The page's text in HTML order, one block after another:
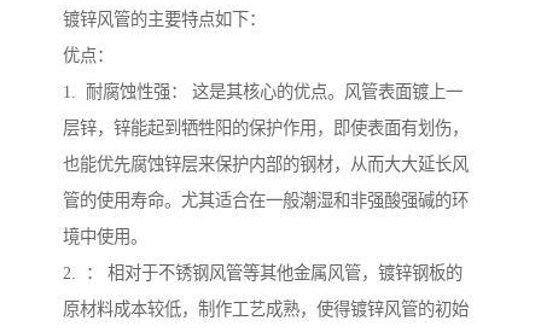
镀锌风管的主要特点如下：
优点：
1. 耐腐蚀性强： 这是其核心的优点。风管表面镀上一
层锌，锌能起到牺牲阳的保护作用，即使表面有划伤，
也能优先腐蚀锌层来保护内部的钢材，从而大大延长风
管的使用寿命。尤其适合在一般潮湿和非强酸强碱的环
境中使用。
2. ： 相对于不锈钢风管等其他金属风管，镀锌钢板的
原材料成本较低，制作工艺成熟，使得镀锌风管的初始